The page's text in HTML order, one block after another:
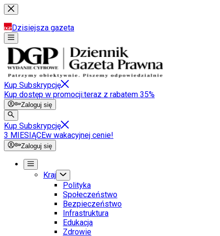
Dzisiejsza gazeta
Kup Subskrypcję
Kup dostęp w promocji:teraz z rabatem 35%
Zaloguj się
Kup Subskrypcję
3 MIESIĄCEw wakacyjnej cenie!
Zaloguj się
Kraj
Polityka
Społeczeństwo
Bezpieczeństwo
Infrastruktura
Edukacja
Zdrowie